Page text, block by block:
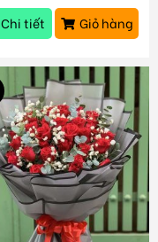
Chi tiết
Giỏ hàng